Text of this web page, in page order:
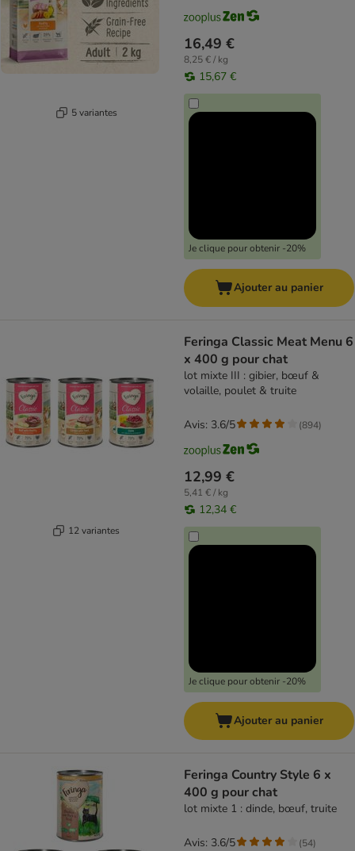
5 variantes
16,49 €
8,25 € / kg
15,67 €
Je clique pour obtenir -20%
Ajouter au panier
12 variantes
Feringa Classic Meat Menu 6
x 400 g pour chat
lot mixte III : gibier, bœuf &
volaille, poulet & truite
12,99 €
5,41 € / kg
12,34 €
Je clique pour obtenir -20%
Avis: 3.6/5 (894)
Ajouter au panier
Feringa Country Style 6 x
400 g pour chat
lot mixte 1 : dinde, bœuf, truite
Avis: 3.6/5 (54)